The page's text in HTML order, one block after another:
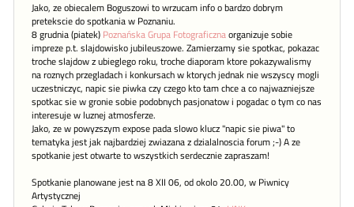
Jako, ze obiecalem Boguszowi to wrzucam info o bardzo dobrym
pretekscie do spotkania w Poznaniu.
8 grudnia (piatek) Poznańska Grupa Fotograficznaorganizuje sobie
impreze p.t. slajdowisko jubileuszowe. Zamierzamy sie spotkac, pokazac
troche slajdow z ubieglego roku, troche diaporam ktore pokazywalismy
na roznych przegladach i konkursach w ktorych jednak nie wszyscy mogli
uczestniczyc, napic sie piwka czy czego kto tam chce a co najwazniejsze
spotkac sie w gronie sobie podobnych pasjonatow i pogadac o tym co nas
interesuje w luznej atmosferze.
Jako, ze w powyzszym expose pada slowo klucz "napic sie piwa" to
tematyka jest jak najbardziej zwiazana z dzialalnoscia forum ;-) A ze
spotkanie jest otwarte to wszystkich serdecznie zapraszam!
Spotkanie planowane jest na 8 XII 06, od okolo 20.00, w Piwnicy
Artystycznej